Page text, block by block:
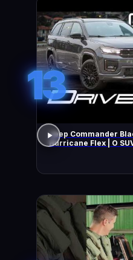
13
Jeep Commander
Hurricane Flex | O